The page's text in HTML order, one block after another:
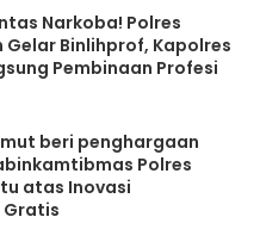
Narkoba! Polres
Gelar Binlihprof, Kapolres
Pembinaan Profesi
Polres
atas Inovasi
Gratis